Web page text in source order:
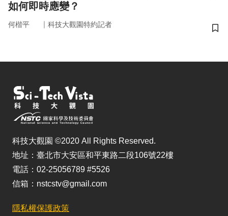
如何即時應變？
何楷平 ｜ 科技大觀園特約記者
儲
科技大觀園 ©2020 All Rights Reserved.
地址：臺北市大安區和平東路二段106號22樓
電話：02-25056789 #5526
信箱：nstcstv@gmail.com
隱私權保護政策